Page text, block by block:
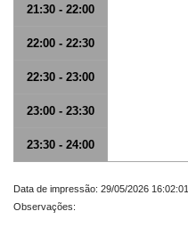
21:30 - 22:00
22:00 - 22:30
22:30 - 23:00
23:00 - 23:30
23:30 - 24:00
Data de impressão: 29/05/2026 16:02:01
Observações: